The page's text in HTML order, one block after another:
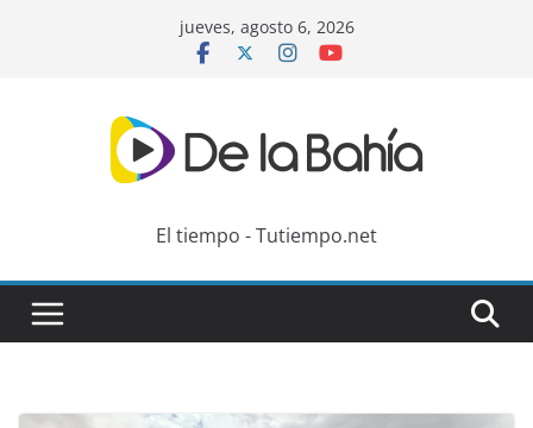
jueves, agosto 6, 2026
El tiempo - Tutiempo.net